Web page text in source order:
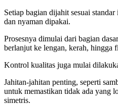
Setiap bagian dijahit sesuai
dan nyaman dipakai.
Prosesnya dimulai dari bagian
berlanjut ke lengan, kerah, hingga
Kontrol kualitas juga mulai
Jahitan-jahitan penting, seperti
untuk memastikan tidak ada yang
simetris.